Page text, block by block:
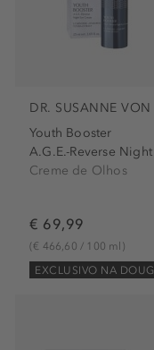
Youth Booster
A.G.E.-Reverse Night
Creme de Olhos
€ 69,99
(€ 466,60 / 100 ml)
EXCLUSIVO NA